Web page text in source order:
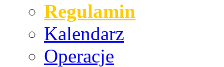
Regulamin
Kalendarz
Operacje